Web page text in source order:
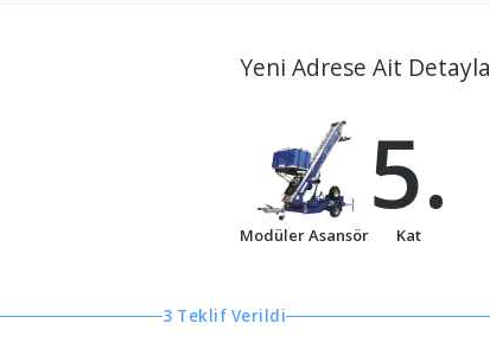
Yeni Adrese Ait
Modüler Asansör
5.
Kat
3 Teklif Verildi